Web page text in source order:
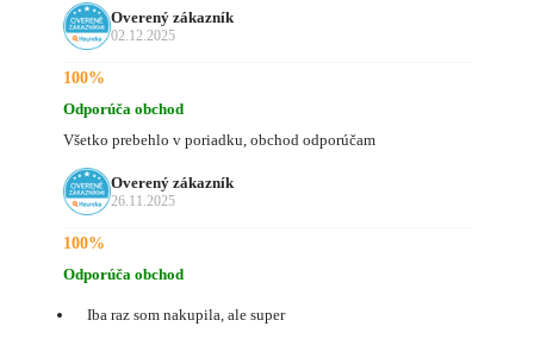
Overený zákazník
02.12.2025
100%
Odporúča obchod
Všetko prebehlo v poriadku, obchod odporúčam
Overený zákazník
26.11.2025
100%
Odporúča obchod
Iba raz som nakupila, ale super